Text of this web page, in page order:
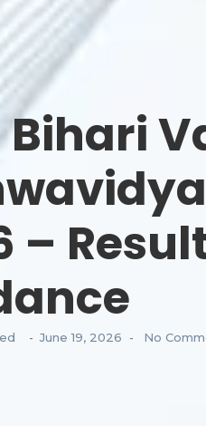
–
- June 19, 2026 - No